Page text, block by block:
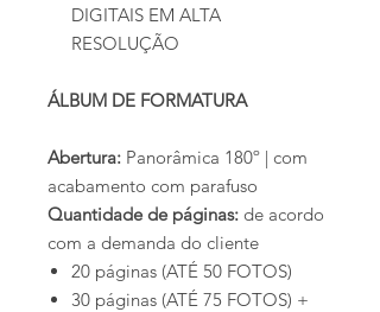
DIGITAIS EM ALTA
RESOLUÇÃO
ÁLBUM DE FORMATURA
Abertura: Panorâmica 180º | com
acabamento com parafuso
Quantidade de páginas: de acordo
com a demanda do cliente
20 páginas (ATÉ 50 FOTOS)
30 páginas (ATÉ 75 FOTOS) +